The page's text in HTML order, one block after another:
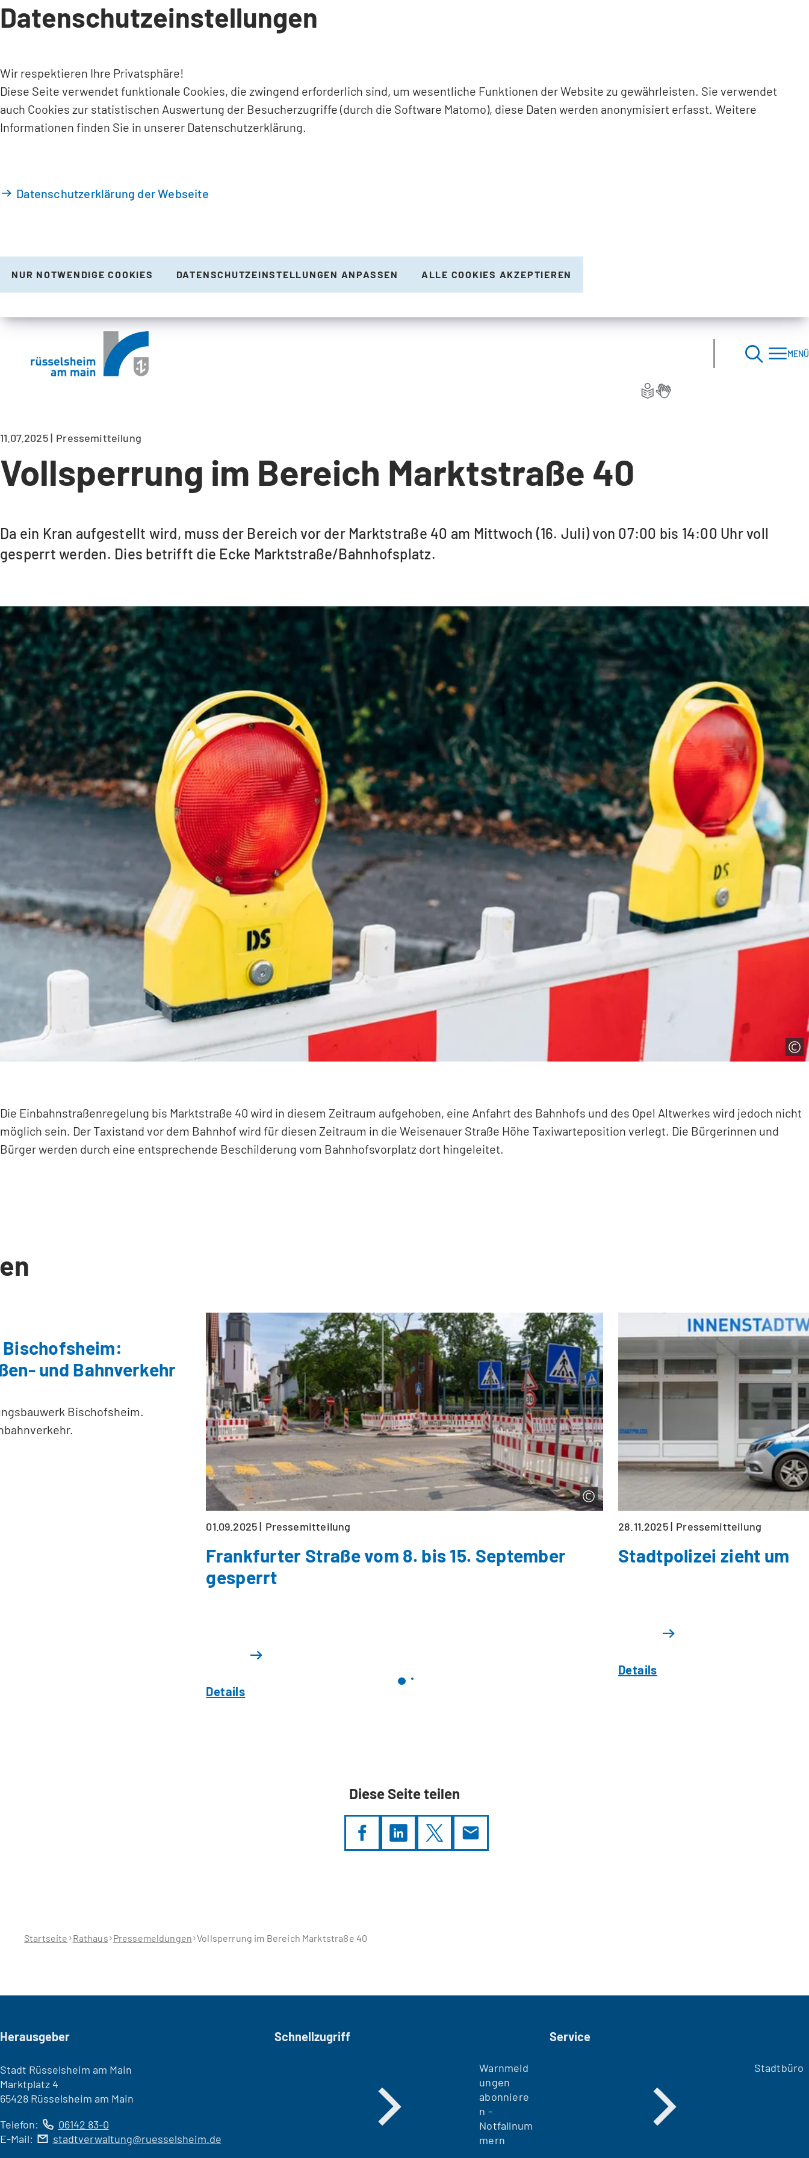
INHALT ANSPRINGEN
Datenschutzeinstellungen
Wir respektieren Ihre Privatsphäre!
Diese Seite verwendet funktionale Cookies, die zwingend erforderlich sind, um wesentliche Funktionen der Website zu gewährleisten. Sie verwendet
auch Cookies zur statistischen Auswertung der Besucherzugriffe (durch die Software Matomo), diese Daten werden anonymisiert erfasst. Weitere
Informationen finden Sie in unserer Datenschutzerklärung.
Datenschutzerklärung der Webseite
NUR NOTWENDIGE COOKIES DATENSCHUTZEINSTELLUNGEN ANPASSEN ALLE COOKIES AKZEPTIEREN
MENÜ
11.07.2025 Pressemitteilung
Vollsperrung im Bereich Marktstraße 40
Da ein Kran aufgestellt wird, muss der Bereich vor der Marktstraße 40 am Mittwoch (16. Juli) von 07:00 bis 14:00 Uhr voll
gesperrt werden. Dies betrifft die Ecke Marktstraße/Bahnhofsplatz.
Die Einbahnstraßenregelung bis Marktstraße 40 wird in diesem Zeitraum aufgehoben, eine Anfahrt des Bahnhofs und des Opel Altwerkes wird jedoch nicht
möglich sein. Der Taxistand vor dem Bahnhof wird für diesen Zeitraum in die Weisenauer Straße Höhe Taxiwarteposition verlegt. Die Bürgerinnen und
Bürger werden durch eine entsprechende Beschilderung vom Bahnhofsvorplatz dort hingeleitet.
Bischofsheim:
und Bahnverkehr
Bischofsheim.
01.09.2025 Pressemitteilung
Frankfurter Straße vom 8. bis 15. September
gesperrt
Details
28.11.2025 Pressemitteilung
Stadtpolizei zieht um
Details
Diese Seite teilen
hier:Startseite Rathaus Pressemeldungen Vollsperrung im Bereich Marktstraße 40
Seitenfuß
Herausgeber
Stadt Rüsselsheim am Main
Marktplatz 4
65428 Rüsselsheim am Main
Telefon:
06142 83-0
E-Mail:
stadtverwaltung ruesselsheim de
Schnellzugriff
Warnmeld
ungen
abonniere
n -
Notfallnum
mern
Service
Stadtbüro